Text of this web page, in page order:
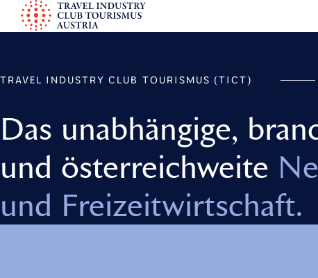
t
c
o
t
n
TRAVEL INDUSTRY CLUB TOURISMUS (TICT)
Das unabhängige,
und österreichweite
und Freizeitwirtschaft.